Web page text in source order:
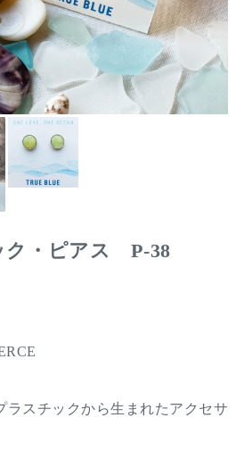
ク・ピアス P-38
ラスチックから生まれたアクセサ